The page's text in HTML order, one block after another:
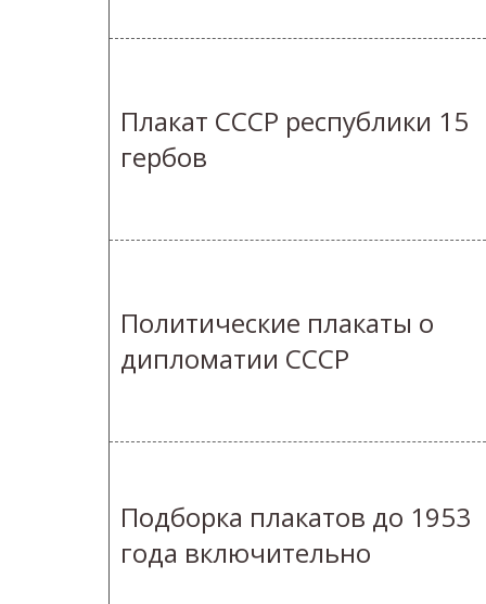
Плакат СССР республики 15
гербов
Политические плакаты о
дипломатии СССР
Подборка плакатов до 1953
года включительно